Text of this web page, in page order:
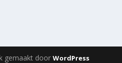
gemaakt doorWordPress